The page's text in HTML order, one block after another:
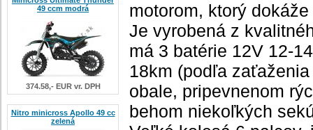
49 ccm modrá
374.58,- EUR vr. DPH
Nitro minicross Apollo 49 cc
zelená
motorom, ktorý
Je vyrobená z
má 3 batérie 12V 12-
18km (podľa
obale, pripevnenom
behom niekoľkých